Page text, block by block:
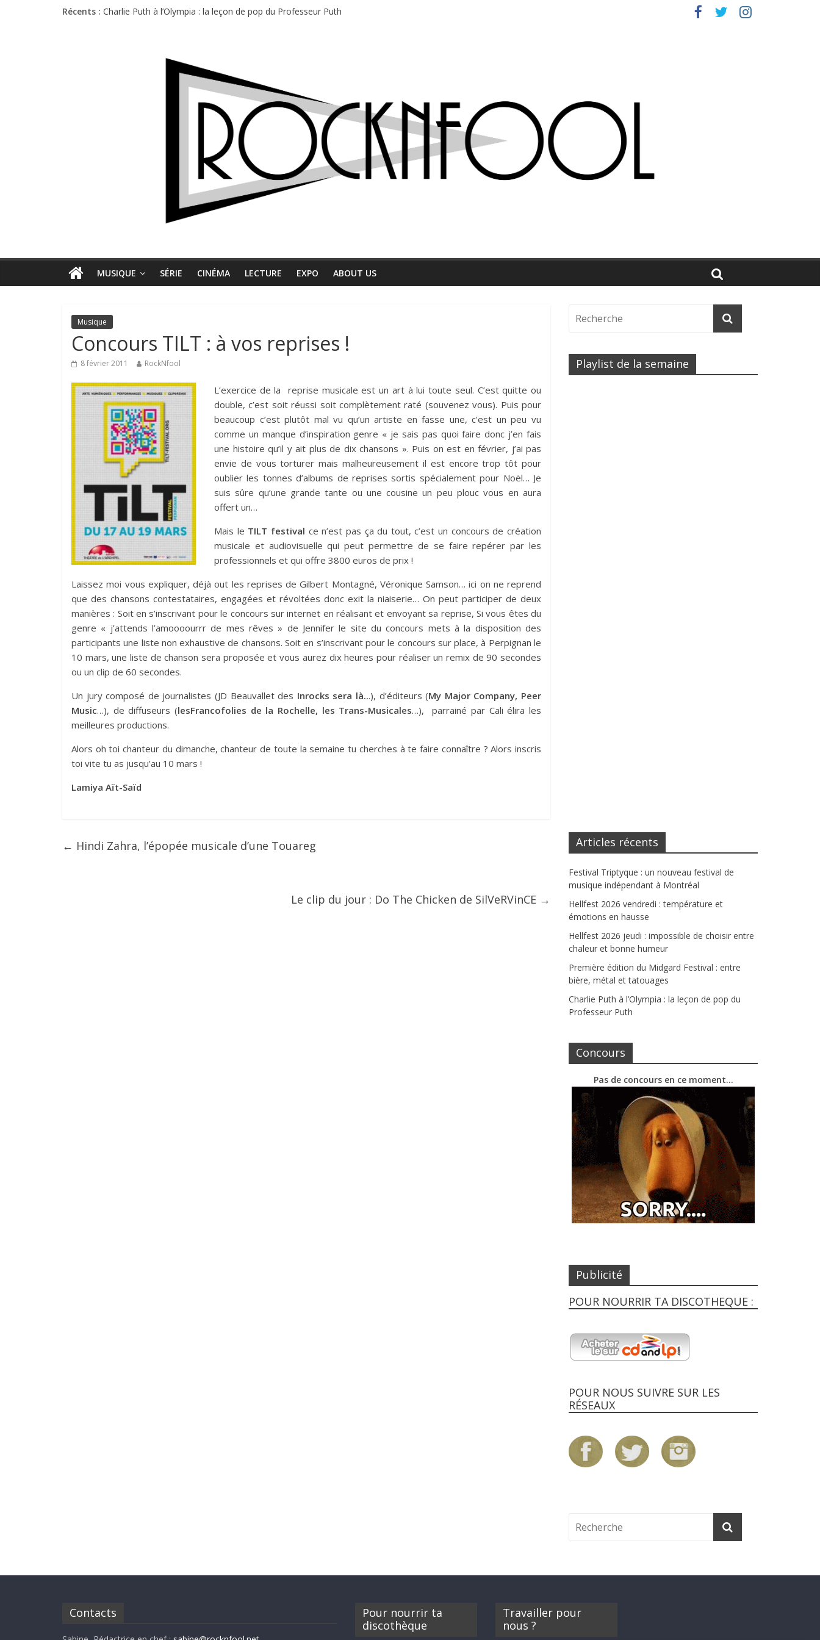
Récents : Charlie Puth à l’Olympia : la leçon de pop du Professeur Puth
Première édition du Midgard Festival : entre bière, métal et tatouages
MUSIQUE SÉRIE CINÉMA LECTURE EXPO ABOUT US
Musique
Concours TILT : à vos reprises !
8 février 2011 RockNfool
L’exercice de la reprise musicale est un art à lui toute seul. C’est quitte ou
double, c’est soit réussi soit complètement raté (souvenez vous). Puis pour
beaucoup c’est plutôt mal vu qu’un artiste en fasse une, c’est un peu vu
comme un manque d’inspiration genre « je sais pas quoi faire donc j’en fais
une histoire qu’il y ait plus de dix chansons ». Puis on est en février, j’ai pas
envie de vous torturer mais malheureusement il est encore trop tôt pour
oublier les tonnes d’albums de reprises sortis spécialement pour Noël… Je
suis sûre qu’une grande tante ou une cousine un peu plouc vous en aura
offert un…
Mais le TILT festival ce n’est pas ça du tout, c’est un concours de création
musicale et audiovisuelle qui peut permettre de se faire repérer par les
professionnels et qui offre 3800 euros de prix !
Laissez moi vous expliquer, déjà out les reprises de Gilbert Montagné, Véronique Samson… ici on ne reprend
que des chansons contestataires, engagées et révoltées donc exit la niaiserie… On peut participer de deux
manières : Soit en s’inscrivant pour le concours sur internet en réalisant et envoyant sa reprise, Si vous êtes du
genre « j’attends l’amoooourrr de mes rêves » de Jennifer le site du concours mets à la disposition des
participants une liste non exhaustive de chansons. Soit en s’inscrivant pour le concours sur place, à Perpignan le
10 mars, une liste de chanson sera proposée et vous aurez dix heures pour réaliser un remix de 90 secondes
ou un clip de 60 secondes.
Un jury composé de journalistes (JD Beauvallet des Inrocks sera là...), d’éditeurs (My Major Company, Peer
Music…), de diffuseurs (lesFrancofolies de la Rochelle, les Trans-Musicales…), parrainé par Cali élira les
meilleures productions.
Alors oh toi chanteur du dimanche, chanteur de toute la semaine tu cherches à te faire connaître ? Alors inscris
toi vite tu as jusqu’au 10 mars !
Lamiya Aït-Saïd
← Hindi Zahra, l’épopée musicale d’une Touareg
Le clip du jour : Do The Chicken de SilVeRVinCE →
Playlist de la semaine
Articles récents
Festival Triptyque : un nouveau festival de
musique indépendant à Montréal
Hellfest 2026 vendredi : température et
émotions en hausse
Hellfest 2026 jeudi : impossible de choisir entre
chaleur et bonne humeur
Première édition du Midgard Festival : entre
bière, métal et tatouages
Charlie Puth à l’Olympia : la leçon de pop du
Professeur Puth
Concours
Pas de concours en ce moment…
Publicité
POUR NOURRIR TA DISCOTHEQUE :
POUR NOUS SUIVRE SUR LES
RÉSEAUX
Contacts
Pour nourrir ta
discothèque
Travailler pour
nous ?